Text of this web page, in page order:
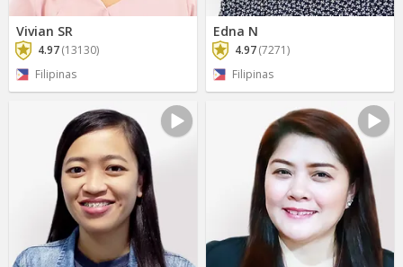
Vivian SR
4.97(13130)
Filipinas
Edna N
4.97(7271)
Filipinas